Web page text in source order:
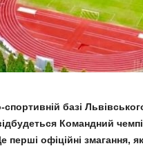
базі
Командний
перші офіційні змагання,